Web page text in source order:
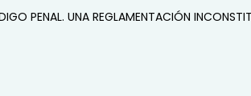
PENAL. UNA REGLAMENTACIÓN